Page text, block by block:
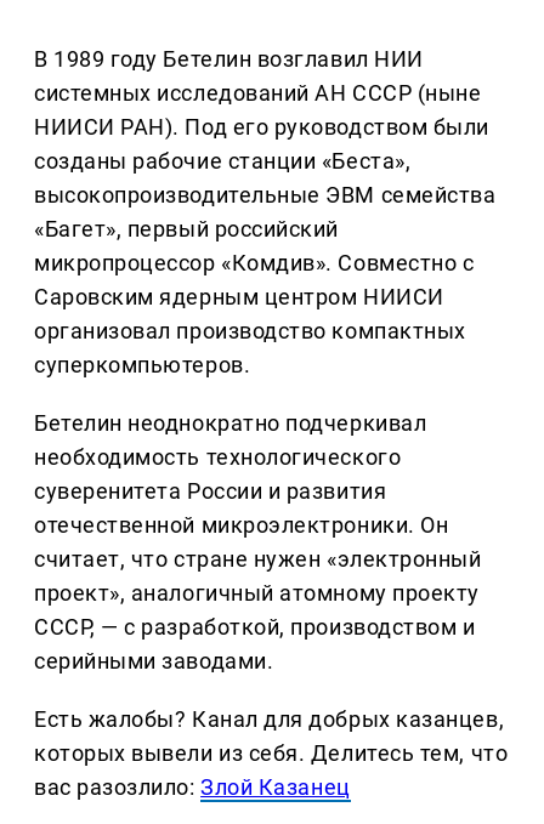
В 1989 году Бетелин возглавил НИИ
системных исследований АН СССР (ныне
НИИСИ РАН). Под его руководством были
созданы рабочие станции «Беста»,
высокопроизводительные ЭВМ семейства
«Багет», первый российский
микропроцессор «Комдив». Совместно с
Саровским ядерным центром НИИСИ
организовал производство компактных
суперкомпьютеров.
Бетелин неоднократно подчеркивал
необходимость технологического
суверенитета России и развития
отечественной микроэлектроники. Он
считает, что стране нужен «электронный
проект», аналогичный атомному проекту
СССР, — с разработкой, производством и
серийными заводами.
Есть жалобы? Канал для добрых казанцев,
которых вывели из себя. Делитеcь тем, что
вас разозлило:Злой Казанец